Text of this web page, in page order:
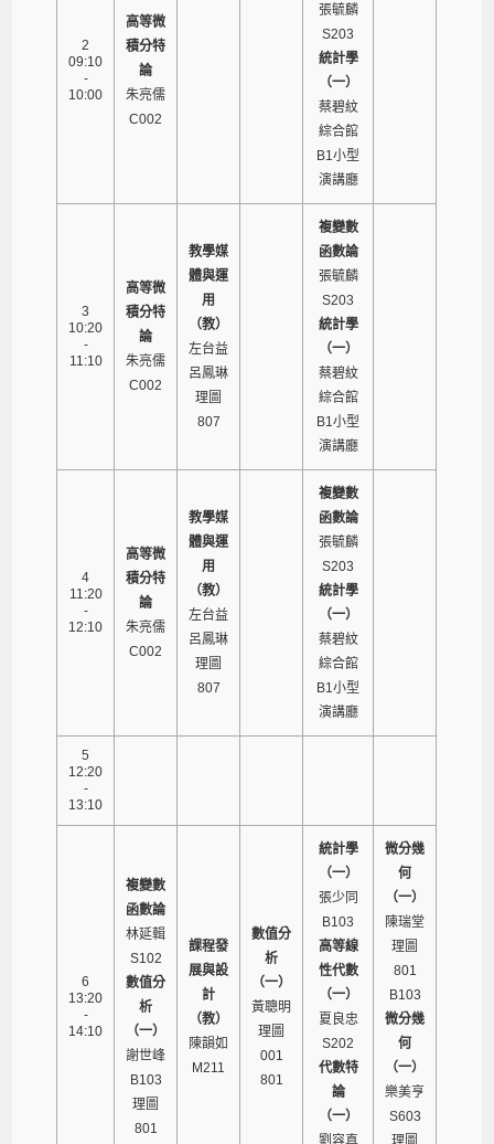
2
09:10
-
10:00
高等微
積分特
論
朱亮儒
C002
張毓麟
S203
統計學
（一）
蔡碧紋
綜合館
B1小型
演講廳
3
10:20
-
11:10
高等微
積分特
論
朱亮儒
C002
教學媒
體與運
用
（教）
左台益
呂鳳琳
理圖
807
複變數
函數論
張毓麟
S203
統計學
（一）
蔡碧紋
綜合館
B1小型
演講廳
4
11:20
-
12:10
高等微
積分特
論
朱亮儒
C002
教學媒
體與運
用
（教）
左台益
呂鳳琳
理圖
807
複變數
函數論
張毓麟
S203
統計學
（一）
蔡碧紋
綜合館
B1小型
演講廳
5
12:20
-
13:10
6
13:20
-
14:10
複變數
函數論
林延輯
S102
數值分
析
（一）
謝世峰
B103
理圖
801
課程發
展與設
計
（教）
陳韻如
M211
數值分
析
（一）
黃聰明
理圖
001
801
統計學
（一）
張少同
B103
高等線
性代數
（一）
夏良忠
S202
代數特
論
（一）
劉容真
微分幾
何
（一）
陳瑞堂
理圖
801
B103
微分幾
何
（一）
樂美亨
S603
理圖